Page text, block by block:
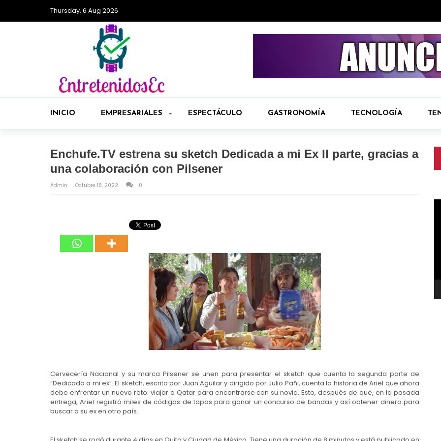
Thursday, 6 Aug 2026
INICIO EMPRESARIALES ESPECTÁCULO GASTRONOMÍA TECNOLOGÍA
Enchufe.TV estrena su sketch Dedicada a mi Ex II parte, gracias a
una colaboración con Pilsener
Admin Octubre 18, 2022 0
Cervecería Nacional y su marca Pilsener se unen para presentar el sketch que cuenta la segunda parte de
“Dedicada a mi ex”. El sketch, escrito por Juan Aguilar y dirigido por Julio Pañi, cuenta la historia de Ariel que ahora
debe enfrentar un nuevo reto: viajar a Qatar para encontrarse con su novia. Esto, después de que, en la pasada
entrega, Ariel registró miles de códigos de tapas para ganar un concurso de bandas y así obtener dinero para
buscar a su ex en otro país.